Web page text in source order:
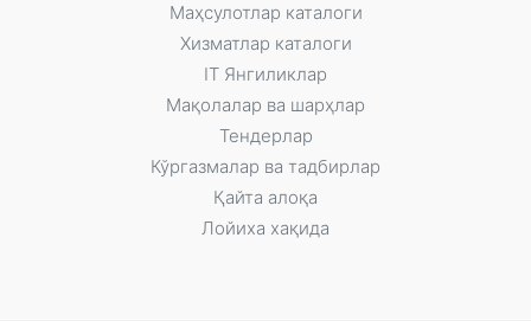
Маҳсулотлар каталоги
Xизматлар каталоги
IT Янгиликлар
Мақолалар ва шарҳлар
Тендерлар
Кўргазмалар ва тадбирлар
Қайта алоқа
Лойиха хақида